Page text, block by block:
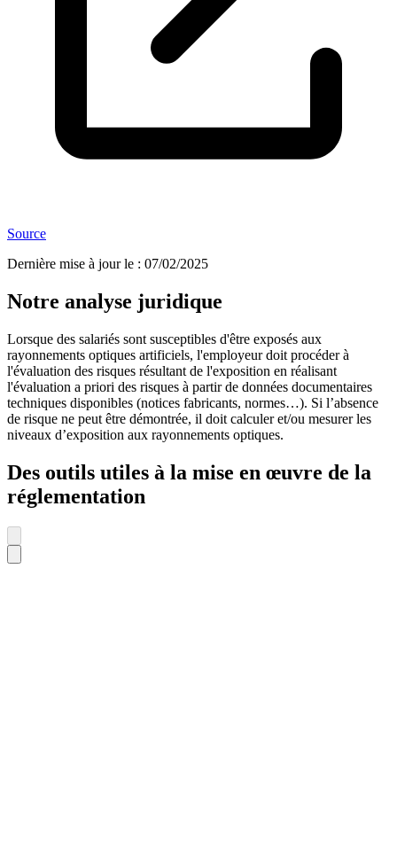
Source
Dernière mise à jour le : 07/02/2025
Notre analyse juridique
Lorsque des salariés sont susceptibles d'être exposés aux
rayonnements optiques artificiels, l'employeur doit procéder à
l'évaluation des risques résultant de l'exposition en réalisant
l'évaluation a priori des risques à partir de données documentaires
techniques disponibles (notices fabricants, normes…). Si l’absence
de risque ne peut être démontrée, il doit calculer et/ou mesurer les
niveaux d’exposition aux rayonnements optiques.
Des outils utiles à la mise en œuvre de la
réglementation